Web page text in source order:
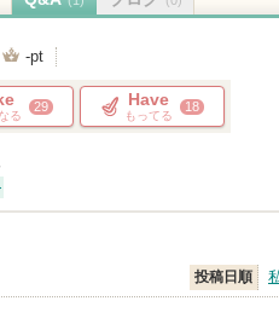
-pt
る
29 Have
もってる
18
投稿日順